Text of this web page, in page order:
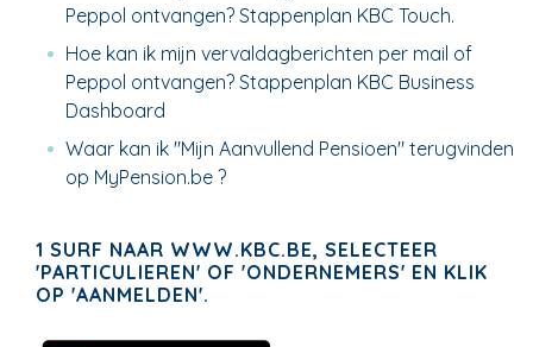
Peppol ontvangen? Stappenplan KBC Touch.
Hoe kan ik mijn vervaldagberichten per mail of
Peppol ontvangen? Stappenplan KBC Business
Dashboard
Waar kan ik "Mijn Aanvullend Pensioen" terugvinden
op MyPension.be ?
1 SURF NAAR WWW.KBC.BE, SELECTEER
'PARTICULIEREN' OF 'ONDERNEMERS' EN KLIK
OP 'AANMELDEN'.